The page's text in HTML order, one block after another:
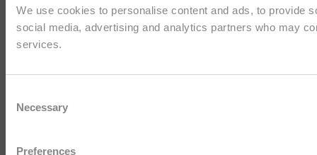
We use cookies to personalise content and ads, to provide
social media, advertising and analytics partners who may
services.
Selection
Necessary
Preferences